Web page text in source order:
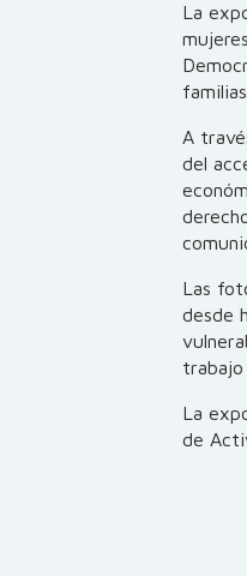
La
A
del
Las
desde
trabajo
La
de